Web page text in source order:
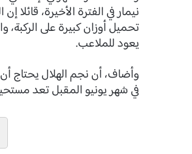
نيمار في الفترة الأخيرة،
تحميل أوزان كبيرة على
يعود للملاعب.
وأضاف، أن نجم الهلال يحتاج
في شهر يونيو المقبل تعد